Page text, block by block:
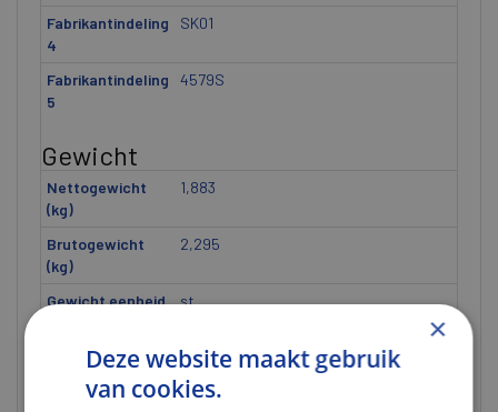
Fabrikantindeling
4
SK01
Fabrikantindeling
5
4579S
Gewicht
Nettogewicht
(kg)
1,883
Brutogewicht
(kg)
2,295
Gewicht eenheid st
Materiaal
Verduisterend Ja
×
Deze website maakt gebruik
van cookies.